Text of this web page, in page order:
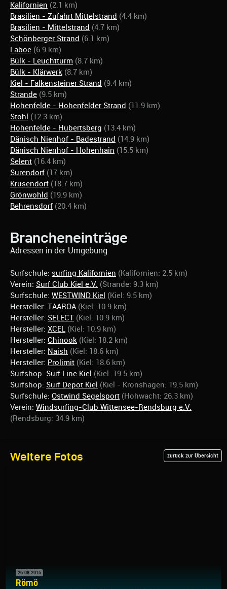
Kalifornien (2.1 km)
Brasilien - Zufahrt Mittelstrand (4.4 km)
Brasilien - Mittelstrand (4.7 km)
Schönberger Strand (6.1 km)
Laboe (6.9 km)
Bülk - Leuchtturm (8.7 km)
Bülk - Klärwerk (8.7 km)
Kiel - Falkensteiner Strand (9.4 km)
Strande (9.5 km)
Hohenfelde - Hohenfelder Strand (11.9 km)
Stohl (12.3 km)
Hohenfelde - Hubertsberg (13.4 km)
Dänisch Nienhof - Badestrand (14.9 km)
Dänisch Nienhof - Hohenhain (15.5 km)
Selent (16.4 km)
Surendorf (17 km)
Krusendorf (18.7 km)
Grönwohld (19.9 km)
Behrensdorf (20.4 km)
Brancheneinträge
Adressen in der Umgebung
Surfschule: surfing Kalifornien (Kalifornien: 2.5 km)
Verein: Surf Club Kiel e.V. (Strande: 9.3 km)
Surfschule: WESTWIND Kiel (Kiel: 9.5 km)
Hersteller: TAAROA (Kiel: 10.9 km)
Hersteller: SELECT (Kiel: 10.9 km)
Hersteller: XCEL (Kiel: 10.9 km)
Hersteller: Chinook (Kiel: 18.2 km)
Hersteller: Naish (Kiel: 18.6 km)
Hersteller: Prolimit (Kiel: 18.6 km)
Surfshop: Surf Line Kiel (Kiel: 19.5 km)
Surfshop: Surf Depot Kiel (Kiel - Kronshagen: 19.5 km)
Surfschule: Ostwind Segelsport (Hohwacht: 26.3 km)
Verein: Windsurfing-Club Wittensee-Rendsburg e.V.
(Rendsburg: 34.9 km)
Weitere Fotos zurück zur Übersicht
26.08.2015
Römö